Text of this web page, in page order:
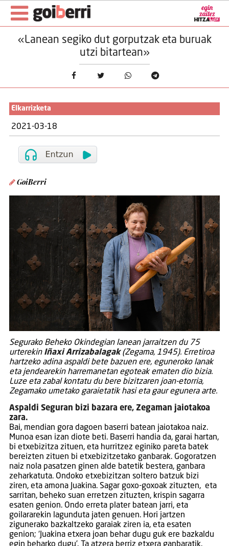
«Lanean segiko dut gorputzak eta buruak
utzi bitartean»
Elkarrizketa
2021-03-18
GoiBerri
Segurako Beheko Okindegian lanean jarraitzen du 75
urterekin Iñaxi Arrizabalagak(Zegama, 1945). Erretiroa
hartzeko adina aspaldi bete bazuen ere, eguneroko lanak
eta jendearekin harremanetan egoteak ematen dio bizia.
Luze eta zabal kontatu du bere bizitzaren joan-etorria,
Zegamako umetako garaietatik hasi eta gaur egunera arte.
Aspaldi Seguran bizi bazara ere, Zegaman jaiotakoa
zara.
Bai, mendian gora dagoen baserri batean jaiotakoa naiz.
Munoa esan izan diote beti. Baserri handia da, garai hartan,
bi etxebizitza zituen, eta hurritzez eginiko pareta batek
bereizten zituen bi etxebizitzetako ganbarak. Gogoratzen
naiz nola pasatzen ginen alde batetik bestera, ganbara
zeharkatuta. Ondoko etxebizitzan soltero batzuk bizi
ziren, eta amona Juakina. Sagar goxo-goxoak zituzten, eta
sarritan, beheko suan erretzen zituzten, krispin sagarra
esaten genion. Ondo erreta plater batean jarri, eta
goilararekin lagunduta jaten genuen. Hori jartzen
zigunerako bazkaltzeko garaiak ziren ia, eta esaten
genion; ‘Juakina etxera joan behar dugu guk ere bazkaldu
egin beharko dugu’. Ta atzera berriz etxera ganbaratik.